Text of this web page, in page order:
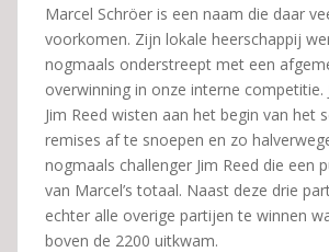
Marcel Schröer is een naam die daar
voorkomen. Zijn lokale heerschappij
nogmaals onderstreept met een
overwinning in onze interne competitie.
Jim Reed wisten aan het begin van het
remises af te snoepen en zo
nogmaals challenger Jim Reed die een
van Marcel’s totaal. Naast deze drie
echter alle overige partijen te winnen
boven de 2200 uitkwam.